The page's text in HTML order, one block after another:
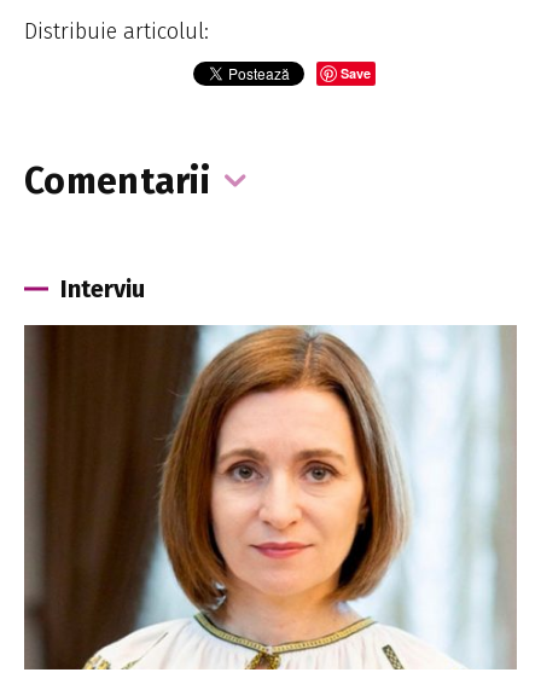
Distribuie articolul:
Save
Comentarii
Interviu